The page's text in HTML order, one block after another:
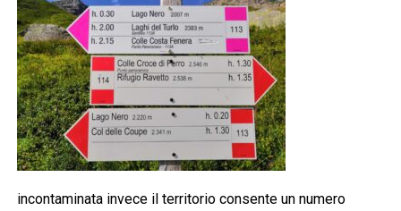
incontaminata invece il territorio consente un numero